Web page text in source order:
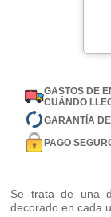
GASTOS DE
CUÁNDO
GARANTÍA
PAGO
Se trata de una
decorado en cada